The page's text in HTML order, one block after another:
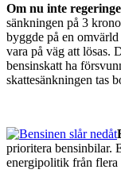
Om nu inte
sänkningen på 3
byggde på en
vara på väg att lösas.
bensinskatt ha
skattesänkningen tas
prioritera bensinbilar.
energipolitik från flera